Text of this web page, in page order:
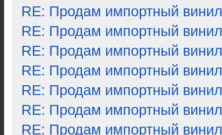
RE: Продам импортный винил
RE: Продам импортный винил
RE: Продам импортный винил
RE: Продам импортный винил
RE: Продам импортный винил
RE: Продам импортный винил
RE: Продам импортный винил